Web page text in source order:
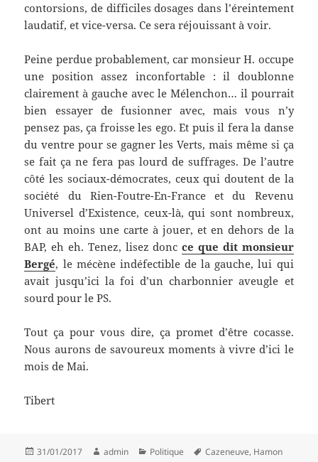
contorsions, de difficiles dosages dans l’éreintement
laudatif, et vice-versa. Ce sera réjouissant à voir.
Peine perdue probablement, car monsieur H. occupe
une position assez inconfortable : il doublonne
clairement à gauche avec le Mélenchon… il pourrait
bien essayer de fusionner avec, mais vous n’y
pensez pas, ça froisse les ego. Et puis il fera la danse
du ventre pour se gagner les Verts, mais même si ça
se fait ça ne fera pas lourd de suffrages. De l’autre
côté les sociaux-démocrates, ceux qui doutent de la
société du Rien-Foutre-En-France et du Revenu
Universel d’Existence, ceux-là, qui sont nombreux,
ont au moins une carte à jouer, et en dehors de la
BAP, eh eh. Tenez, lisez doncce que dit monsieur
Bergé, le mécène indéfectible de la gauche, lui qui
avait jusqu’ici la foi d’un charbonnier aveugle et
sourd pour le PS.
Tout ça pour vous dire, ça promet d’être cocasse.
Nous aurons de savoureux moments à vivre d’ici le
mois de Mai.
Tibert
Posted
31/01/2017 Author
admin Categories
Politique Tags
Cazeneuve, Hamon